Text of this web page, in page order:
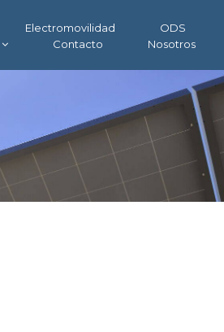
Electromovilidad
ODS
Contacto
Nosotros